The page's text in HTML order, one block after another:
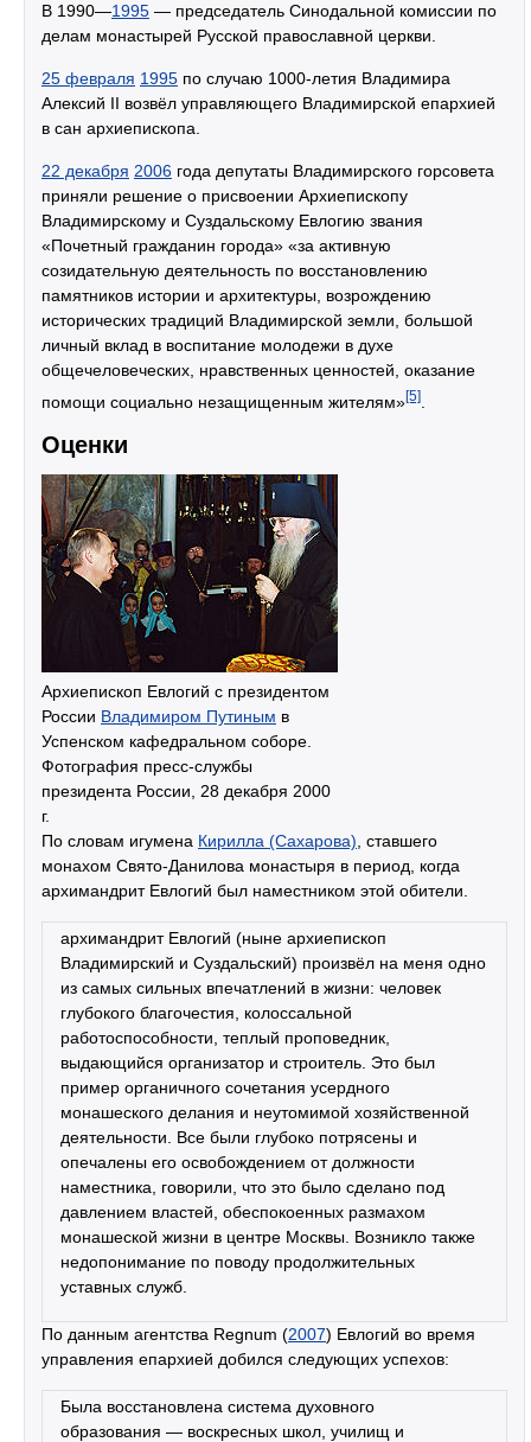
В 1990—1995 — председатель Синодальной комиссии по
делам монастырей Русской православной церкви.
25 февраля 1995 по случаю 1000-летия Владимира
Алексий II возвёл управляющего Владимирской епархией
в сан архиепископа.
22 декабря 2006 года депутаты Владимирского горсовета
приняли решение о присвоении Архиепископу
Владимирскому и Суздальскому Евлогию звания
«Почетный гражданин города» «за активную
созидательную деятельность по восстановлению
памятников истории и архитектуры, возрождению
исторических традиций Владимирской земли, большой
личный вклад в воспитание молодежи в духе
общечеловеческих, нравственных ценностей, оказание
помощи социально незащищенным жителям»[5]
Оценки
Архиепископ Евлогий с президентом
России Владимиром Путиным в
Успенском кафедральном соборе.
Фотография пресс-службы
президента России, 28 декабря 2000
г.
По словам игумена Кирилла (Сахарова) , ставшего
монахом Свято-Данилова монастыря в период, когда
архимандрит Евлогий был наместником этой обители.
архимандрит Евлогий (ныне архиепископ
Владимирский и Суздальский) произвёл на меня одно
из самых сильных впечатлений в жизни: человек
глубокого благочестия, колоссальной
работоспособности, теплый проповедник,
выдающийся организатор и строитель. Это был
пример органичного сочетания усердного
монашеского делания и неутомимой хозяйственной
деятельности. Все были глубоко потрясены и
опечалены его освобождением от должности
наместника, говорили, что это было сделано под
давлением властей, обеспокоенных размахом
монашеской жизни в центре Москвы. Возникло также
недопонимание по поводу продолжительных
уставных служб.
По данным агентства Regnum (2007) Евлогий во время
управления епархией добился следующих успехов:
Была восстановлена система духовного
образования — воскресных школ, училищ и